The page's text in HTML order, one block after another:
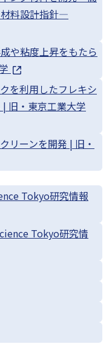
料設計指針—
や粘度上昇をもたら
を利用したフレキシ
旧・東京工業大学
リーンを開発 | 旧・
Tokyo研究情報
Tokyo研究情